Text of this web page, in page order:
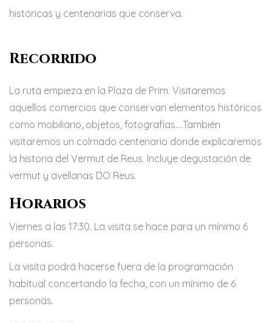
históricas y centenarias que conserva.
Recorrido
La ruta empieza en la Plaza de Prim. Visitaremos
aquellos comercios que conservan elementos históricos
como mobiliario, objetos, fotografías….También
visitaremos un colmado centenario donde explicaremos
la historia del Vermut de Reus. Incluye degustación de
vermut y avellanas DO Reus.
Horarios
Viernes a las 17:30. La visita se hace para un mínimo 6
personas.
La visita podrá hacerse fuera de la programación
habitual concertando la fecha, con un mínimo de 6
personas.